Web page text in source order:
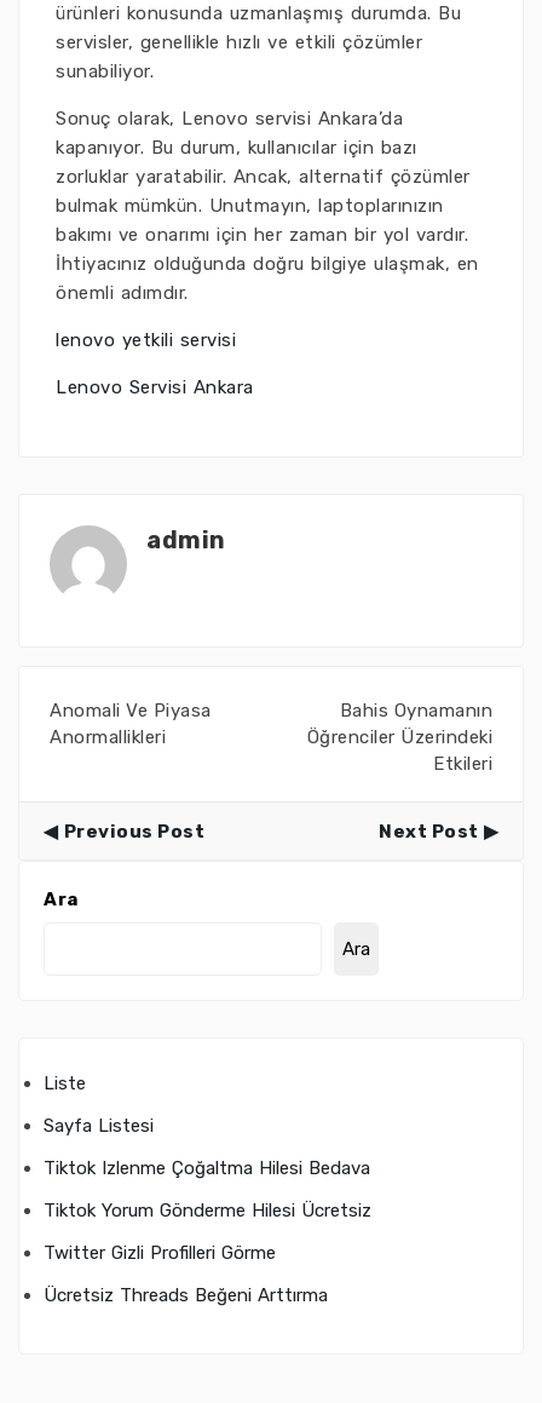
ürünleri konusunda uzmanlaşmış durumda. Bu
servisler, genellikle hızlı ve etkili çözümler
sunabiliyor.
Sonuç olarak, Lenovo servisi Ankara’da
kapanıyor. Bu durum, kullanıcılar için bazı
zorluklar yaratabilir. Ancak, alternatif çözümler
bulmak mümkün. Unutmayın, laptoplarınızın
bakımı ve onarımı için her zaman bir yol vardır.
İhtiyacınız olduğunda doğru bilgiye ulaşmak, en
önemli adımdır.
lenovo yetkili servisi
Lenovo Servisi Ankara
admin
Anomali Ve Piyasa
Anormallikleri
Bahis Oynamanın
Öğrenciler Üzerindeki
Etkileri
Previous Post Next Post
Ara
Ara
Liste
Sayfa Listesi
Tiktok Izlenme Çoğaltma Hilesi Bedava
Tiktok Yorum Gönderme Hilesi Ücretsiz
Twitter Gizli Profilleri Görme
Ücretsiz Threads Beğeni Arttırma